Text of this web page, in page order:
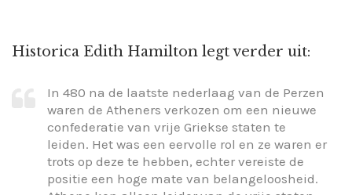
Historica Edith Hamilton legt verder uit:
In 480 na de laatste nederlaag van de Perzen
waren de Atheners verkozen om een nieuwe
confederatie van vrije Griekse staten te
leiden. Het was een eervolle rol en ze waren er
trots op deze te hebben, echter vereiste de
positie een hoge mate van belangeloosheid.